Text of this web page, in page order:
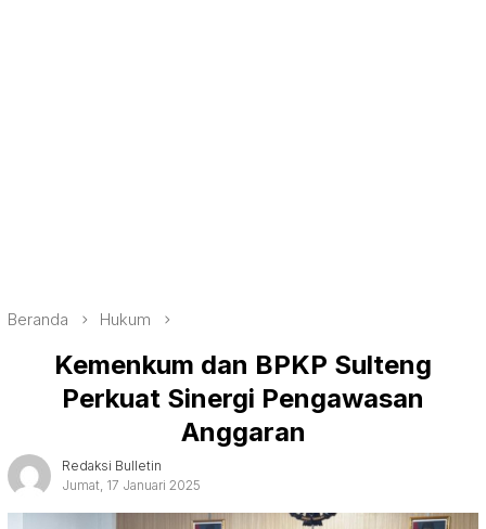
Beranda Hukum
Kemenkum dan BPKP Sulteng
Perkuat Sinergi Pengawasan
Anggaran
Redaksi Bulletin
Jumat, 17 Januari 2025